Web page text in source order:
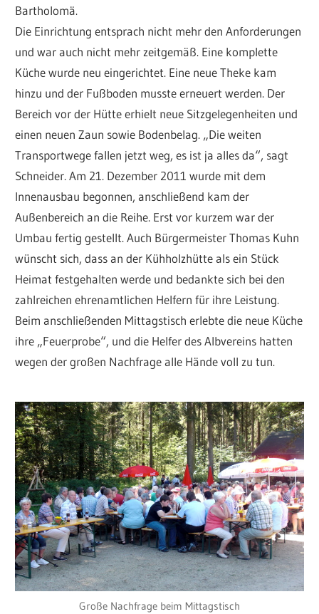
Bartholomä.
Die Einrichtung entsprach nicht mehr den Anforderungen
und war auch nicht mehr zeitgemäß. Eine komplette
Küche wurde neu eingerichtet. Eine neue Theke kam
hinzu und der Fußboden musste erneuert werden. Der
Bereich vor der Hütte erhielt neue Sitzgelegenheiten und
einen neuen Zaun sowie Bodenbelag. „Die weiten
Transportwege fallen jetzt weg, es ist ja alles da“, sagt
Schneider. Am 21. Dezember 2011 wurde mit dem
Innenausbau begonnen, anschließend kam der
Außenbereich an die Reihe. Erst vor kurzem war der
Umbau fertig gestellt. Auch Bürgermeister Thomas Kuhn
wünscht sich, dass an der Kühholzhütte als ein Stück
Heimat festgehalten werde und bedankte sich bei den
zahlreichen ehrenamtlichen Helfern für ihre Leistung.
Beim anschließenden Mittagstisch erlebte die neue Küche
ihre „Feuerprobe“, und die Helfer des Albvereins hatten
wegen der großen Nachfrage alle Hände voll zu tun.
Große Nachfrage beim Mittagstisch